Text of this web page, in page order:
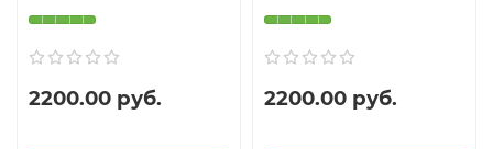
2200.00 руб. 2200.00 руб.